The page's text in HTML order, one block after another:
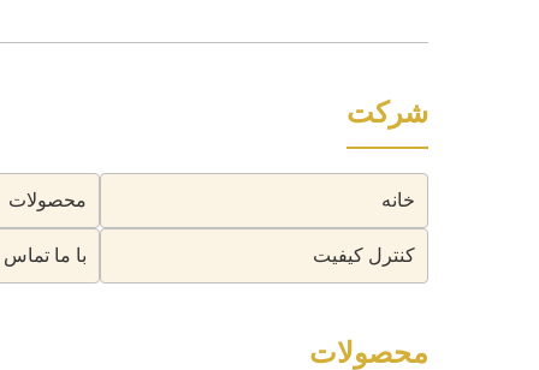
شرکت
خانه محصولات
کنترل کیفیت با ما تماس
محصولات